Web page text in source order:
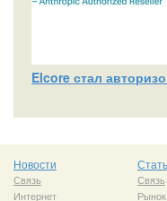
Elcore стал
Новости
Связь
Интернет
Связь
Рынок